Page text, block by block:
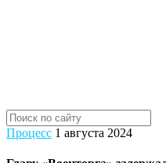
Процесс 1 августа 2024